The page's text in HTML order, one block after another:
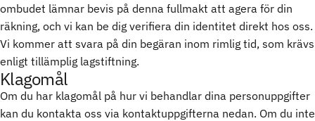
ombudet lämnar bevis på denna fullmakt att agera för din
räkning, och vi kan be dig verifiera din identitet direkt hos oss.
Vi kommer att svara på din begäran inom rimlig tid, som krävs
enligt tillämplig lagstiftning.
Klagomål
Om du har klagomål på hur vi behandlar dina personuppgifter
kan du kontakta oss via kontaktuppgifterna nedan. Om du inte